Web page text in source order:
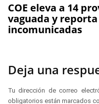
COE eleva a 14
vaguada y
incomunicadas
Deja una
Tu dirección de correo
obligatorios están marcados